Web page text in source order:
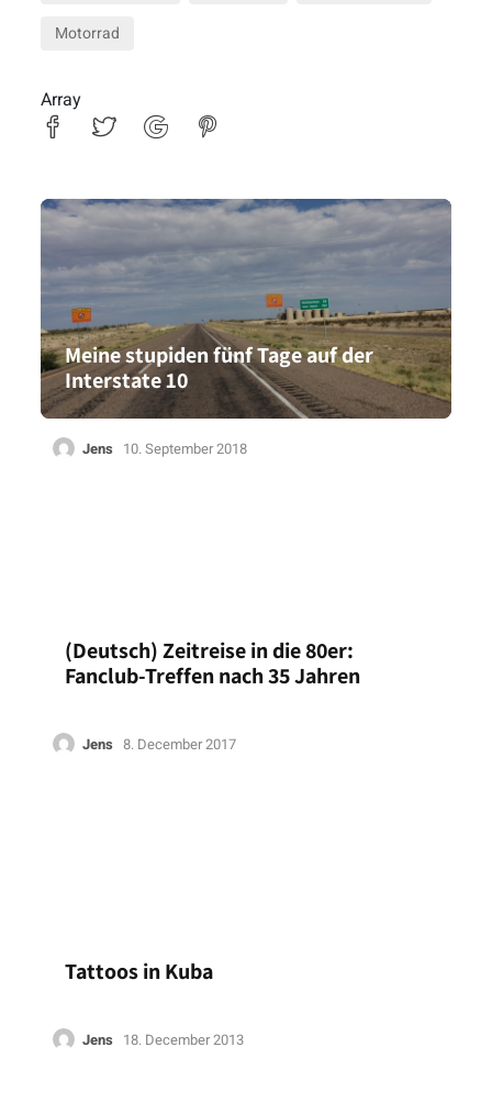
Motorrad
Array
Meine stupiden fünf Tage auf der
Interstate 10
Jens 10. September 2018
(Deutsch) Zeitreise in die 80er:
Fanclub-Treffen nach 35 Jahren
Jens 8. December 2017
Tattoos in Kuba
Jens 18. December 2013